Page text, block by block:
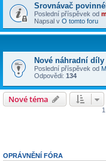
Srovnávač
Poslední příspěvek od
Napsal v O tomto foru
Nové náhradní
Poslední příspěvek od
Odpovědi: 134
Nové téma
OPRÁVNĚNÍ FÓRA